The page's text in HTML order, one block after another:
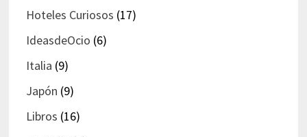
Hoteles Curiosos (17)
IdeasdeOcio (6)
Italia (9)
Japón (9)
Libros (16)